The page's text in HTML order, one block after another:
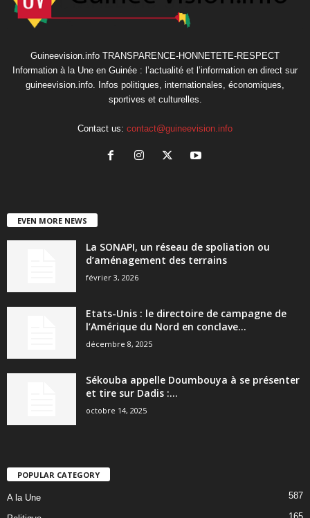
Guineevision.info TRANSPARENCE-HONNETETE-RESPECT
Information à la Une en Guinée : l’actualité et l’information en direct sur
guineevision.info. Infos politiques, internationales, économiques,
sportives et culturelles.
Contact us: contact@guineevision.info
EVEN MORE NEWS
La SONAPI, un réseau de spoliation ou
d’aménagement des terrains
février 3, 2026
Etats-Unis : le directoire de campagne de
l’Amérique du Nord en conclave...
décembre 8, 2025
Sékouba appelle Doumbouya à se présenter
et tire sur Dadis :...
octobre 14, 2025
POPULAR CATEGORY
A la Une 587